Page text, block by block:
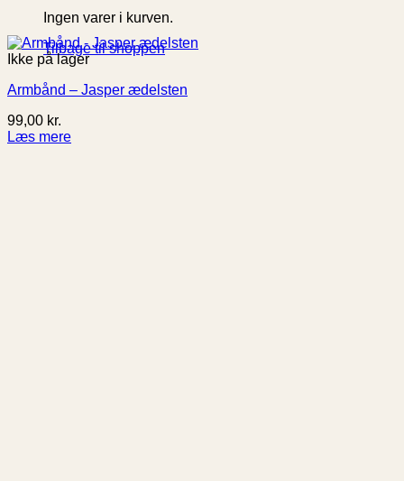
Ingen varer i kurven.
Tilbage til shoppen
Ikke på lager
Armbånd – Jasper ædelsten
99,00 kr.
Læs mere